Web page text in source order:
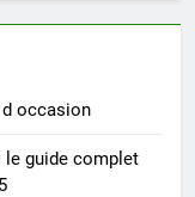
occasion
guide complet